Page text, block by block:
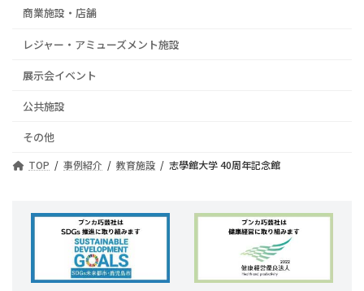
商業施設・店舗
レジャー・アミューズメント施設
展示会イベント
公共施設
その他
TOP 事例紹介 教育施設 志學館大学 40周年記念館